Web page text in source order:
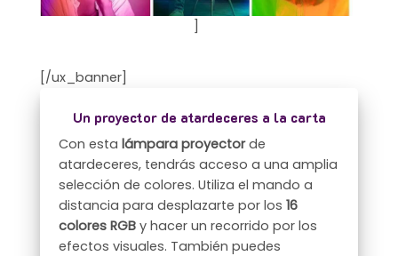
[/ux_banner]
Un proyector de atardeceres a la carta
Con estalámpara proyectorde
atardeceres, tendrás acceso a una amplia
selección de colores. Utiliza el mando a
distancia para desplazarte por los16
colores RGB y hacer un recorrido por los
efectos visuales. También puedes